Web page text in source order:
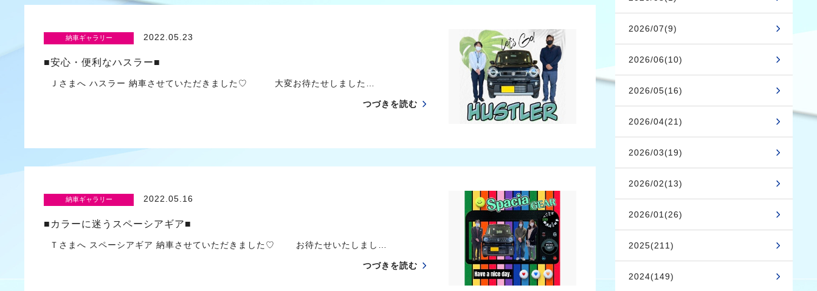
納車ギャラリー 2022.05.23
■安心・便利なハスラー■
Ｊさまへ ハスラー 納車させていただきました♡ 大変お待たせしました…
つづきを読む
納車ギャラリー 2022.05.16
■カラーに迷うスペーシアギア■
Ｔさまへ スペーシアギア 納車させていただきました♡ お待たせいたしまし…
つづきを読む
2026/07(9)
2026/06(10)
2026/05(16)
2026/04(21)
2026/03(19)
2026/02(13)
2026/01(26)
2025(211)
2024(149)